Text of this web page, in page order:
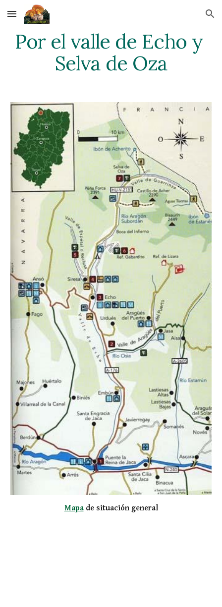
Skip to main content Skip to navigation
Por el valle de Echo y
Selva de Oza
Mapa de situación general